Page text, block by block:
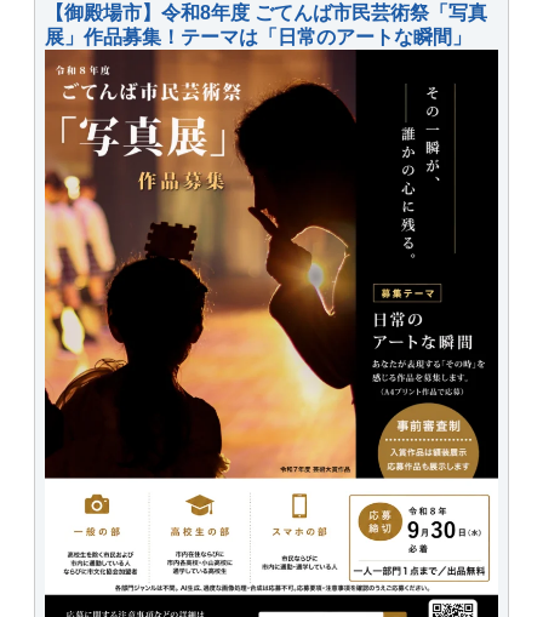
【御殿場市】令和8年度 ごてんば市民芸術祭「写真
展」作品募集！テーマは「日常のアートな瞬間」